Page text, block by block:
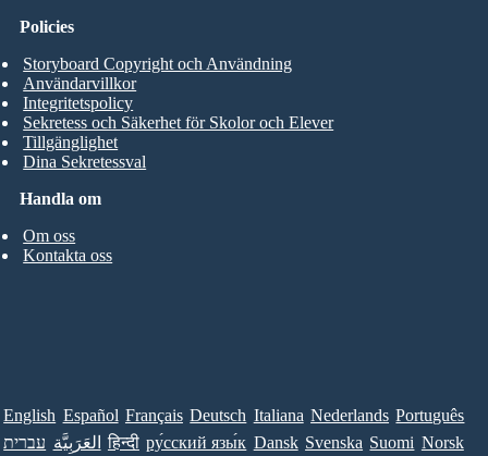
Handla om
Om oss
Kontakta oss
Policies
Storyboard Copyright och Användning
Användarvillkor
Integritetspolicy
Sekretess och Säkerhet för Skolor och Elever
Tillgänglighet
Dina Sekretessval
English Español Français Deutsch Italiana Nederlands Português
עברית العَرَبِيَّة हिन्दी ру́сский язы́к Dansk Svenska Suomi Norsk